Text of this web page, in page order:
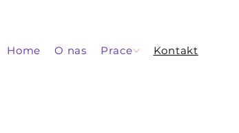
Home O nas Prace Kontakt